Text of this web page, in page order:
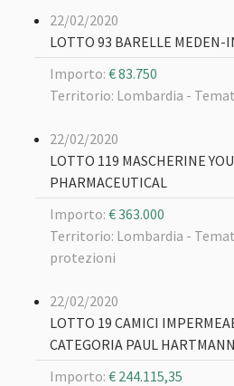
22/02/2020
LOTTO 93 BARELLE MEDEN-
Importo: € 83.750
Territorio: Lombardia -
22/02/2020
LOTTO 119 MASCHERINE
PHARMACEUTICAL
Importo: € 363.000
Territorio: Lombardia -
protezioni
22/02/2020
LOTTO 19 CAMICI
CATEGORIA PAUL HARTMANN
Importo: € 244.115,35